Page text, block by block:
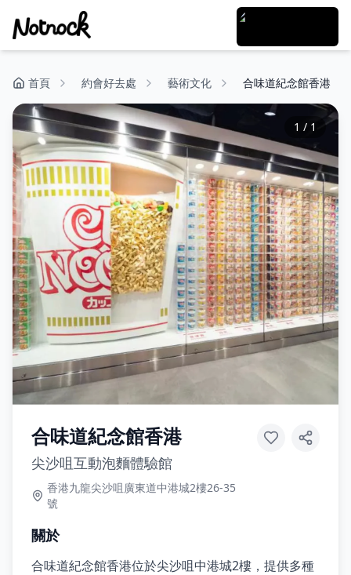
首頁 約會好去處 藝術文化 合味道紀念館香港
1 / 1
合味道紀念館香港
尖沙咀互動泡麵體驗館
香港九龍尖沙咀廣東道中港城2樓26-35
號
關於
合味道紀念館香港位於尖沙咀中港城2樓，提供多種